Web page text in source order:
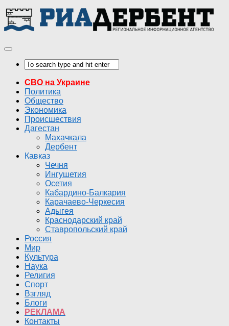
СВО на Украине
Политика
Общество
Экономика
Происшествия
Дагестан
Махачкала
Дербент
Кавказ
Чечня
Ингушетия
Осетия
Кабардино-Балкария
Карачаево-Черкесия
Адыгея
Краснодарский край
Ставропольский край
Россия
Мир
Культура
Наука
Религия
Спорт
Взгляд
Блоги
РЕКЛАМА
Контакты